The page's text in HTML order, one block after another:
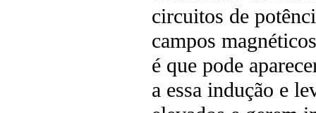
circuitos de
campos
é que pode
a essa indução e